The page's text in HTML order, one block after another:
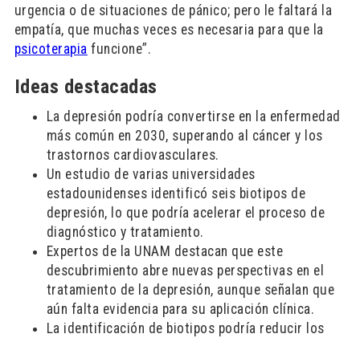
urgencia o de situaciones de pánico; pero le faltará la
empatía, que muchas veces es necesaria para que la
psicoterapia funcione”.
Ideas destacadas
La depresión podría convertirse en la enfermedad
más común en 2030, superando al cáncer y los
trastornos cardiovasculares.
Un estudio de varias universidades
estadounidenses identificó seis biotipos de
depresión, lo que podría acelerar el proceso de
diagnóstico y tratamiento.
Expertos de la UNAM destacan que este
descubrimiento abre nuevas perspectivas en el
tratamiento de la depresión, aunque señalan que
aún falta evidencia para su aplicación clínica.
La identificación de biotipos podría reducir los